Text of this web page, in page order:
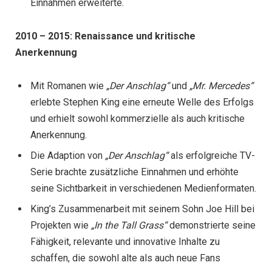
Einnahmen erweiterte.
2010 – 2015: Renaissance und kritische
Anerkennung
Mit Romanen wie „Der Anschlag“und „Mr. Mercedes“
erlebte Stephen King eine erneute Welle des Erfolgs
und erhielt sowohl kommerzielle als auch kritische
Anerkennung.
Die Adaption von „Der Anschlag“als erfolgreiche TV-
Serie brachte zusätzliche Einnahmen und erhöhte
seine Sichtbarkeit in verschiedenen Medienformaten.
King’s Zusammenarbeit mit seinem Sohn Joe Hill bei
Projekten wie „In the Tall Grass“demonstrierte seine
Fähigkeit, relevante und innovative Inhalte zu
schaffen, die sowohl alte als auch neue Fans